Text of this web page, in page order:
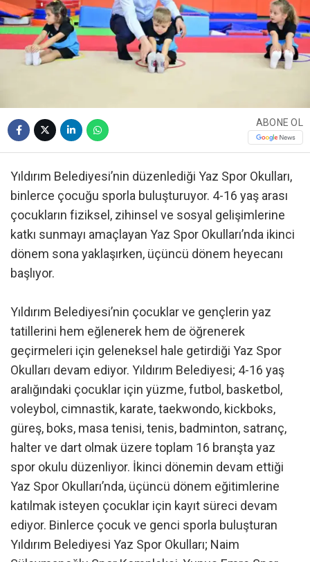
ABONE OL
Yıldırım Belediyesi’nin düzenlediği Yaz Spor Okulları,
binlerce çocuğu sporla buluşturuyor. 4-16 yaş arası
çocukların fiziksel, zihinsel ve sosyal gelişimlerine
katkı sunmayı amaçlayan Yaz Spor Okulları’nda ikinci
dönem sona yaklaşırken, üçüncü dönem heyecanı
başlıyor.
Yıldırım Belediyesi’nin çocuklar ve gençlerin yaz
tatillerini hem eğlenerek hem de öğrenerek
geçirmeleri için geleneksel hale getirdiği Yaz Spor
Okulları devam ediyor. Yıldırım Belediyesi; 4-16 yaş
aralığındaki çocuklar için yüzme, futbol, basketbol,
voleybol, cimnastik, karate, taekwondo, kickboks,
güreş, boks, masa tenisi, tenis, badminton, satranç,
halter ve dart olmak üzere toplam 16 branşta yaz
spor okulu düzenliyor. İkinci dönemin devam ettiği
Yaz Spor Okulları’nda, üçüncü dönem eğitimlerine
katılmak isteyen çocuklar için kayıt süreci devam
ediyor. Binlerce çocuk ve genci sporla buluşturan
Yıldırım Belediyesi Yaz Spor Okulları; Naim